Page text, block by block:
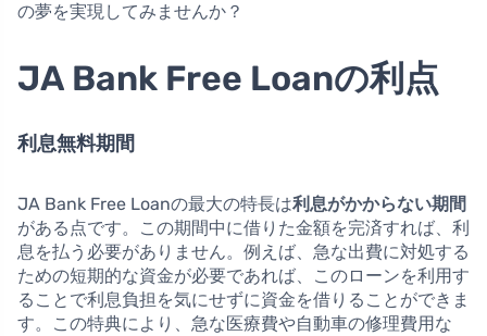
の夢を実現してみませんか？
JA Bank Free Loanの利点
利息無料期間
JA Bank Free Loanの最大の特長は利息がかからない期間
がある点です。この期間中に借りた金額を完済すれば、利
息を払う必要がありません。例えば、急な出費に対処する
ための短期的な資金が必要であれば、このローンを利用す
ることで利息負担を気にせずに資金を借りることができま
す。この特典により、急な医療費や自動車の修理費用な